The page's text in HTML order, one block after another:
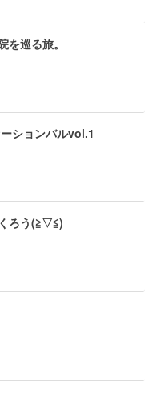
巡る旅。
ションバルvol.1
ろう(≧▽≦)